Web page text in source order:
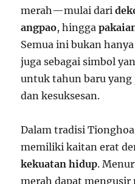
merah—mulai dari
angpao, hingga
Semua ini bukan
juga sebagai simbol
untuk tahun baru
dan kesuksesan.
Dalam tradisi
memiliki kaitan erat
kekuatan hidup.
merah dapat mengusir